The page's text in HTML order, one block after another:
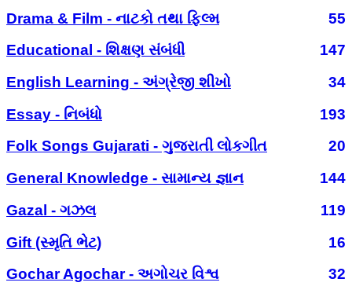
Drama & Film - નાટકો તથા ફિલ્મ
55
Educational - શિક્ષણ સંબંધી
147
English Learning - અંગ્રેજી શીખો
34
Essay - નિબંધો
193
Folk Songs Gujarati - ગુજરાતી લોકગીત
20
General Knowledge - સામાન્ય જ્ઞાન
144
Gazal - ગઝલ
119
Gift (સ્મૃતિ ભેટ)
16
Gochar Agochar - અગોચર વિશ્વ
32